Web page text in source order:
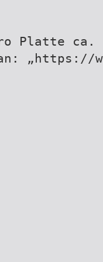
Platte ca.
„https://